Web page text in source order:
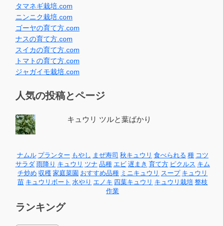
タマネギ栽培.com
ニンニク栽培.com
ゴーヤの育て方.com
ナスの育て方.com
スイカの育て方.com
トマトの育て方.com
ジャガイモ栽培.com
人気の投稿とページ
キュウリ ツルと葉ばかり
ナムル プランター もやし まぜ寿司 秋キュウリ 食べられる 種 コツ
サラダ 雨降り キュウリ ツナ 品種 エビ 遅まき 育て方 ピクルス キム
チ炒め 収穫 家庭菜園 おすすめ品種 ミニキュウリ スープ キュウリ
苗 キュウリボート 水やり エノキ 四葉キュウリ キュウリ栽培 整枝
作業
ランキング